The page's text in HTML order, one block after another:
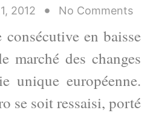
2012 No Comments
consécutive en baisse
marché des changes
unique européenne.
se soit ressaisi, porté